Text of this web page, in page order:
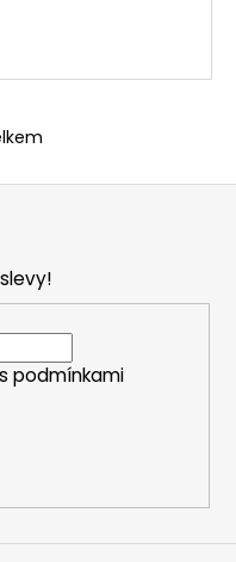
podmínkami